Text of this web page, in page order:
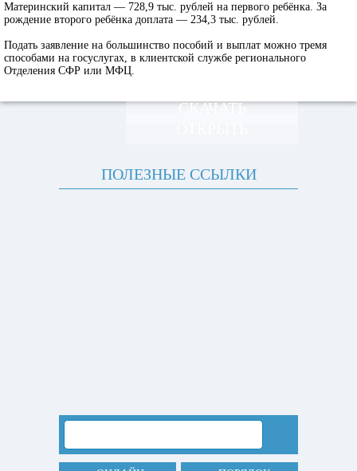
Материнский капитал — 728,9 тыс. рублей на первого ребёнка. За
рождение второго ребёнка доплата — 234,3 тыс. рублей.
Подать заявление на большинство пособий и выплат можно тремя
способами на госуслугах, в клиентской службе регионального
Отделения СФР или МФЦ.
СКАЧАТЬ
ПОЛЕЗНЫЕ ССЫЛКИ